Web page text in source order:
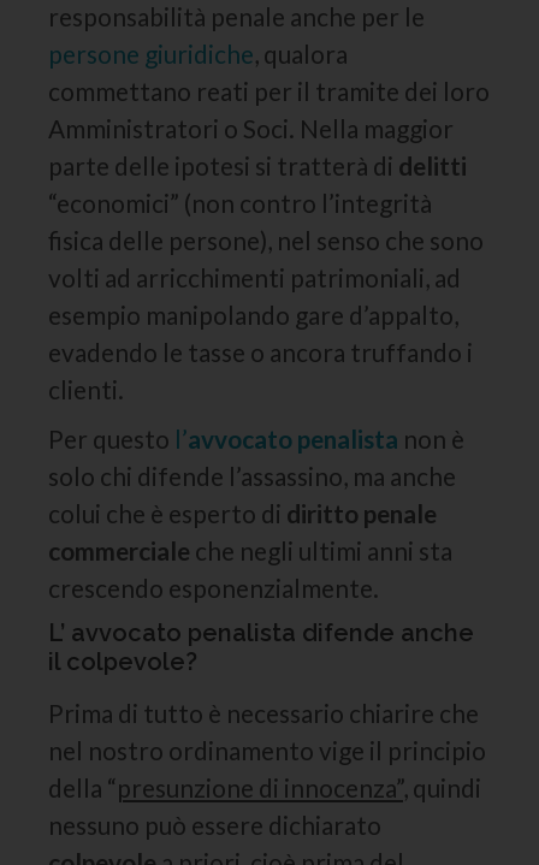
responsabilità penale anche per le
persone giuridiche, qualora
commettano reati per il tramite dei loro
Amministratori o Soci. Nella maggior
parte delle ipotesi si tratterà di delitti
“economici” (non contro l’integrità
fisica delle persone), nel senso che sono
volti ad arricchimenti patrimoniali, ad
esempio manipolando gare d’appalto,
evadendo le tasse o ancora truffando i
clienti.
Per questo l’avvocato penalista non è
solo chi difende l’assassino, ma anche
colui che è esperto di diritto penale
commerciale che negli ultimi anni sta
crescendo esponenzialmente.
L’ avvocato penalista difende anche
il colpevole?
Prima di tutto è necessario chiarire che
nel nostro ordinamento vige il principio
della “presunzione di innocenza”, quindi
nessuno può essere dichiarato